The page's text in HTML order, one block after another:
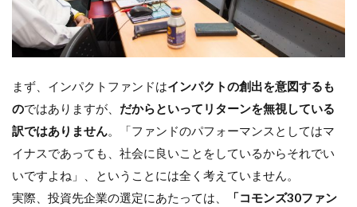
まず、インパクトファンドはインパクトの創出を意図するも
のではありますが、 だからといってリターンを無視している
訳ではありません。「ファンドのパフォーマンスとしてはマ
イナスであっても、社会に良いことをしているからそれでい
いですよね」、ということには全く考えていません。
実際、投資先企業の選定にあたっては、
「コモンズ30ファン